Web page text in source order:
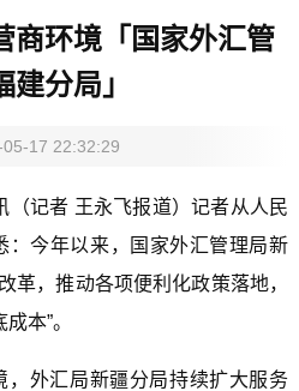
商环境「国家外汇管
建分局」
05-17 22:32:29
记者 王永飞报道）记者从人民
：今年以来，国家外汇管理局新
革，推动各项便利化政策落地，
本”。
外汇局新疆分局持续扩大服务